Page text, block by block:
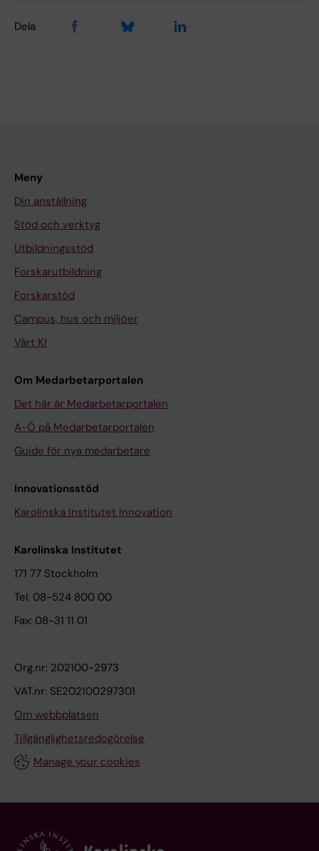
Dela
Meny
Din anställning
Stöd och verktyg
Utbildningsstöd
Forskarutbildning
Forskarstöd
Campus, hus och miljöer
Vårt KI
Om Medarbetarportalen
Det här är Medarbetarportalen
A-Ö på Medarbetarportalen
Guide för nya medarbetare
Innovationsstöd
Karolinska Institutet Innovation
Karolinska Institutet
171 77 Stockholm
Tel: 08-524 800 00
Fax: 08-31 11 01
Org.nr: 202100-2973
VAT.nr: SE202100297301
Om webbplatsen
Tillgänglighetsredogörelse
Manage your cookies